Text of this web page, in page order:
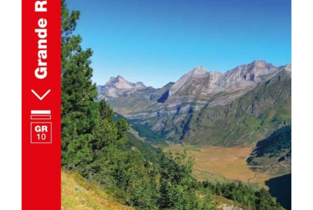
ACHETER LE PRODUIT / DÉTAILS